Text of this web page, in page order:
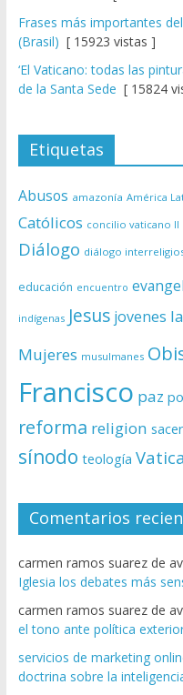
Frases más importantes
(Brasil) [ 15923 vistas ]
‘El Vaticano: todas las
de la Santa Sede [ 15824
Etiquetas
Abusos amazonía América
Católicos concilio vaticano II
Diálogo diálogo
educación encuentro
indígenas Jesus jovenes
Mujeres musulmanes
Francisco paz
reforma religion
sínodo teología
Comentarios
carmen ramos suarez de
Iglesia los debates más
carmen ramos suarez de
el tono ante política
servicios de marketing
doctrina sobre la